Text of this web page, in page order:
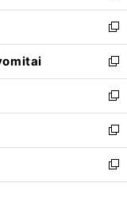
開
く
ン
ド
ウ
で
開
く
ウ
ィ
ン
ド
ウ
で
開
く
し
い
ウ
ィ
ン
ド
ウ
で
開
く
新
し
い
ウ
ィ
ン
ド
ウ
で
開
新
し
い
ウ
ィ
ン
ド
ウ
新
し
い
ウ
ィ
ン
新
し
い
ウ
新
し